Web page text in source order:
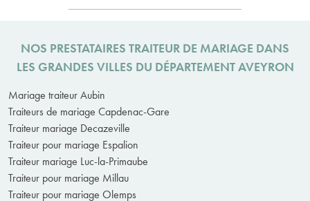
NOS PRESTATAIRES TRAITEUR DE MARIAGE DANS
LES GRANDES VILLES DU DÉPARTEMENT AVEYRON
Mariage traiteur Aubin
Traiteurs de mariage Capdenac-Gare
Traiteur mariage Decazeville
Traiteur pour mariage Espalion
Traiteur mariage Luc-la-Primaube
Traiteur pour mariage Millau
Traiteur pour mariage Olemps